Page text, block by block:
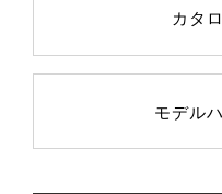
カタ
モデル